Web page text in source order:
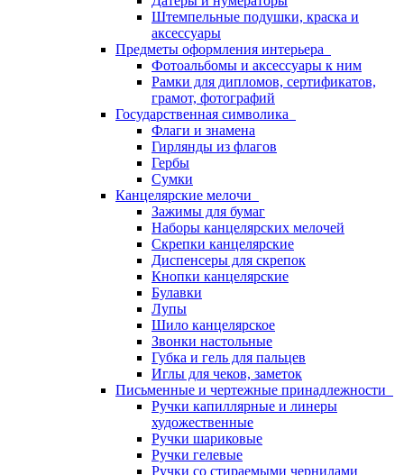
Штемпельные подушки, краска и
аксессуары
Предметы оформления интерьера
Фотоальбомы и аксессуары к ним
Рамки для дипломов, сертификатов,
грамот, фотографий
Государственная символика
Флаги и знамена
Гирлянды из флагов
Гербы
Сумки
Канцелярские мелочи
Зажимы для бумаг
Наборы канцелярских мелочей
Скрепки канцелярские
Диспенсеры для скрепок
Кнопки канцелярские
Булавки
Лупы
Шило канцелярское
Звонки настольные
Губка и гель для пальцев
Иглы для чеков, заметок
Письменные и чертежные принадлежности
Ручки капиллярные и линеры
художественные
Ручки шариковые
Ручки гелевые
Ручки со стираемыми чернилами